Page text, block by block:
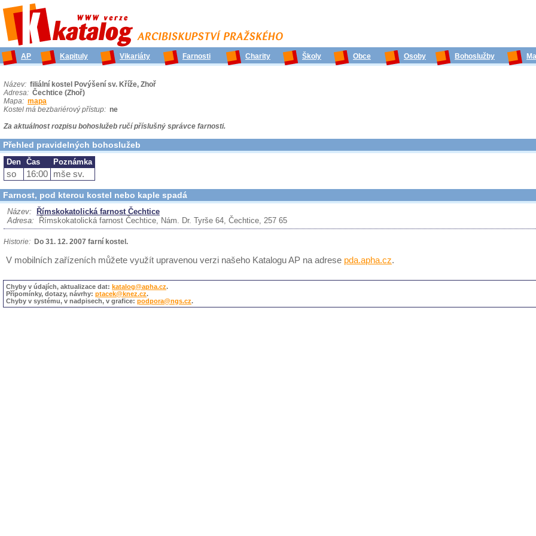
AP Kapituly Vikariáty Farnosti Charity Školy Obce Osoby Bohoslužby
Název: filiální kostel Povýšení sv. Kříže, Zhoř
Adresa: Čechtice (Zhoř)
Mapa: mapa
Kostel má bezbariérový přístup: ne
Za aktuálnost rozpisu bohoslužeb ručí příslušný správce farnosti.
Přehled pravidelných bohoslužeb
Den Čas Poznámka
so 16:00 mše sv.
Farnost, pod kterou kostel nebo kaple spadá
Název:
Římskokatolická farnost Čechtice
Adresa: Římskokatolická farnost Čechtice, Nám. Dr. Tyrše 64, Čechtice, 257 65
Historie: Do 31. 12. 2007 farní kostel.
V mobilních zařízeních můžete využít upravenou verzi našeho Katalogu AP na adrese pda.apha.cz.
Chyby v údajích, aktualizace dat: katalog@apha.cz.
Přípomínky, dotazy, návrhy: ptacek@knez.cz.
Chyby v systému, v nadpisech, v grafice: podpora@ngs.cz.